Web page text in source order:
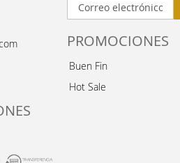
PROMOCIONES
Buen Fin
Hot Sale